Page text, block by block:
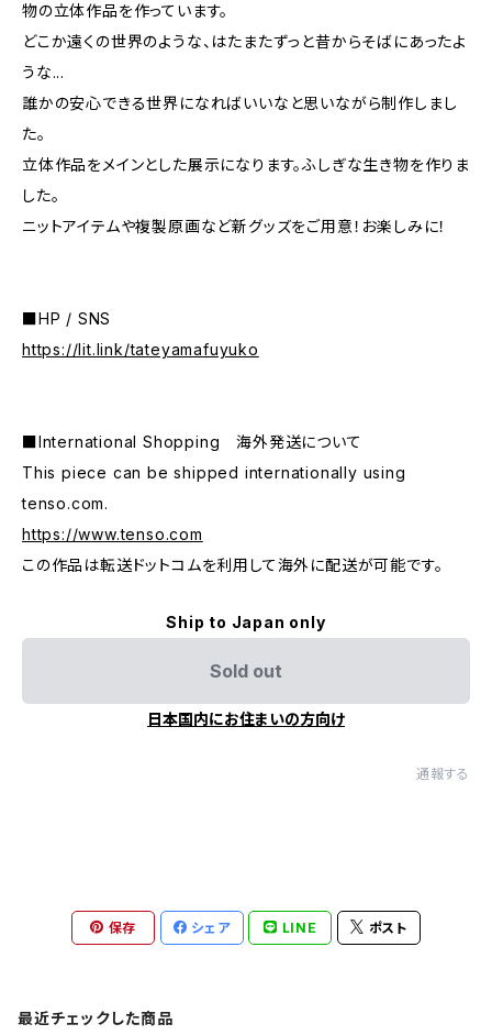
物の立体作品を作っています。
どこか遠くの世界のような、はたまたずっと昔からそばにあったよ
うな...
誰かの安心できる世界になればいいなと思いながら制作しまし
た。
立体作品をメインとした展示になります。ふしぎな生き物を作りま
した。
ニットアイテムや複製原画など新グッズをご用意！お楽しみに！
■HP / SNS
https://lit.link/tateyamafuyuko
■International Shopping 海外発送について
This piece can be shipped internationally using
tenso.com.
https://www.tenso.com
この作品は転送ドットコムを利用して海外に配送が可能です。
Ship to Japan only
Sold out
日本国内にお住まいの方向け
通報する
保存 シェア LINE ポスト
最近チェックした商品